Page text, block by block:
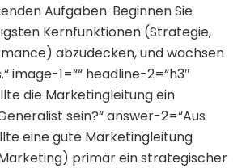
Aufgaben. Beginnen Sie
Kernfunktionen (Strategie,
abzudecken, und wachsen
image-1=““ headline-2=“h3″
die Marketingleitung ein
sein?“ answer-2=“Aus
eine gute Marketingleitung
primär ein strategischer